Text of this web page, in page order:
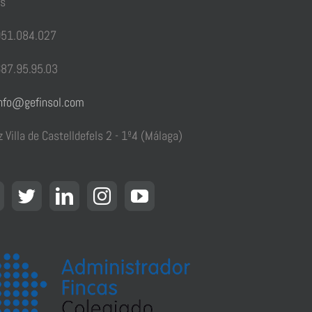
Villa de Castelldefels 2 - 1º4 (Málaga)